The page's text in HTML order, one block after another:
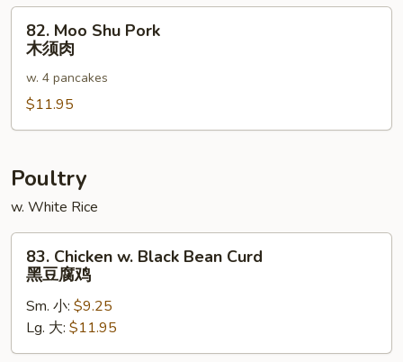
肉
Moo
Shu
Pork
须
82. Moo Shu Pork
木须肉
w. 4 pancakes
$11.95
Poultry
w. White Rice
Chicken
Black
Bean
Curd
83. Chicken w. Black Bean Curd
黑豆腐鸡
Sm. 小: $9.25
Lg. 大: $11.95